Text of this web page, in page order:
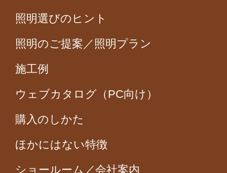
照明選びのヒント
照明のご提案／照明プラン
施工例
ウェブカタログ（PC向け）
購入のしかた
ほかにはない特徴
ショールーム／会社案内